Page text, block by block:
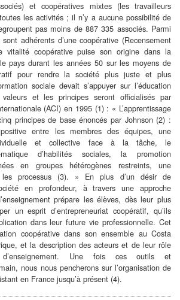
et coopératives mixtes (les travailleurs
les activités ; il n’y a aucune possibilitéde
pas moins de 887 335 associés. Parmi
adhérents d’une coopérative (Recensement
vitalité coopérative puise sonorigine dans la
pays durant les années 50 sur les moyens de
pour rendre la sociétéplus juste et plus
sociale devait s’appuyer sur l’éducation
valeurs et les principesseront officialisés par
(ACI) en 1995 (1) : « L’apprentissage
principesde base énoncéspar Johnson (2) :
entre les membres des équipes, une
et collective face à la tâche, le
d’habilités sociales, la promotion
en groupes hétérogènes restreints, une
les processus (3). » En plus d’un désir de
en profondeur, à travers une approche
prépare les élèves, dès leur plus
un esprit d’entrepreneuriatcoopératif, qu’ils
dans leur futurevie professionnelle.Cet
coopérative dans son ensemble au Costa
et la description des acteurs et de leur rôle
Une fois ces outils et
nous nous pencherons sur l’organisationde
en France jusqu’à présent (4).